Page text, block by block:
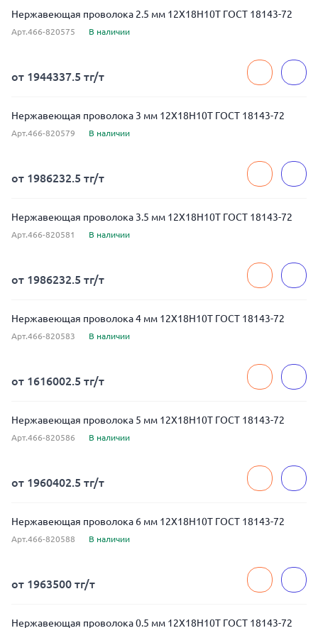
Нержавеющая проволока 2.5 мм 12Х18Н10Т ГОСТ 18143-72
Арт.466-820575 В наличии
от 1944337.5 тг/т
Нержавеющая проволока 3 мм 12Х18Н10Т ГОСТ 18143-72
Арт.466-820579 В наличии
от 1986232.5 тг/т
Нержавеющая проволока 3.5 мм 12Х18Н10Т ГОСТ 18143-72
Арт.466-820581 В наличии
от 1986232.5 тг/т
Нержавеющая проволока 4 мм 12Х18Н10Т ГОСТ 18143-72
Арт.466-820583 В наличии
от 1616002.5 тг/т
Нержавеющая проволока 5 мм 12Х18Н10Т ГОСТ 18143-72
Арт.466-820586 В наличии
от 1960402.5 тг/т
Нержавеющая проволока 6 мм 12Х18Н10Т ГОСТ 18143-72
Арт.466-820588 В наличии
от 1963500 тг/т
Нержавеющая проволока 0.5 мм 12Х18Н10Т ГОСТ 18143-72